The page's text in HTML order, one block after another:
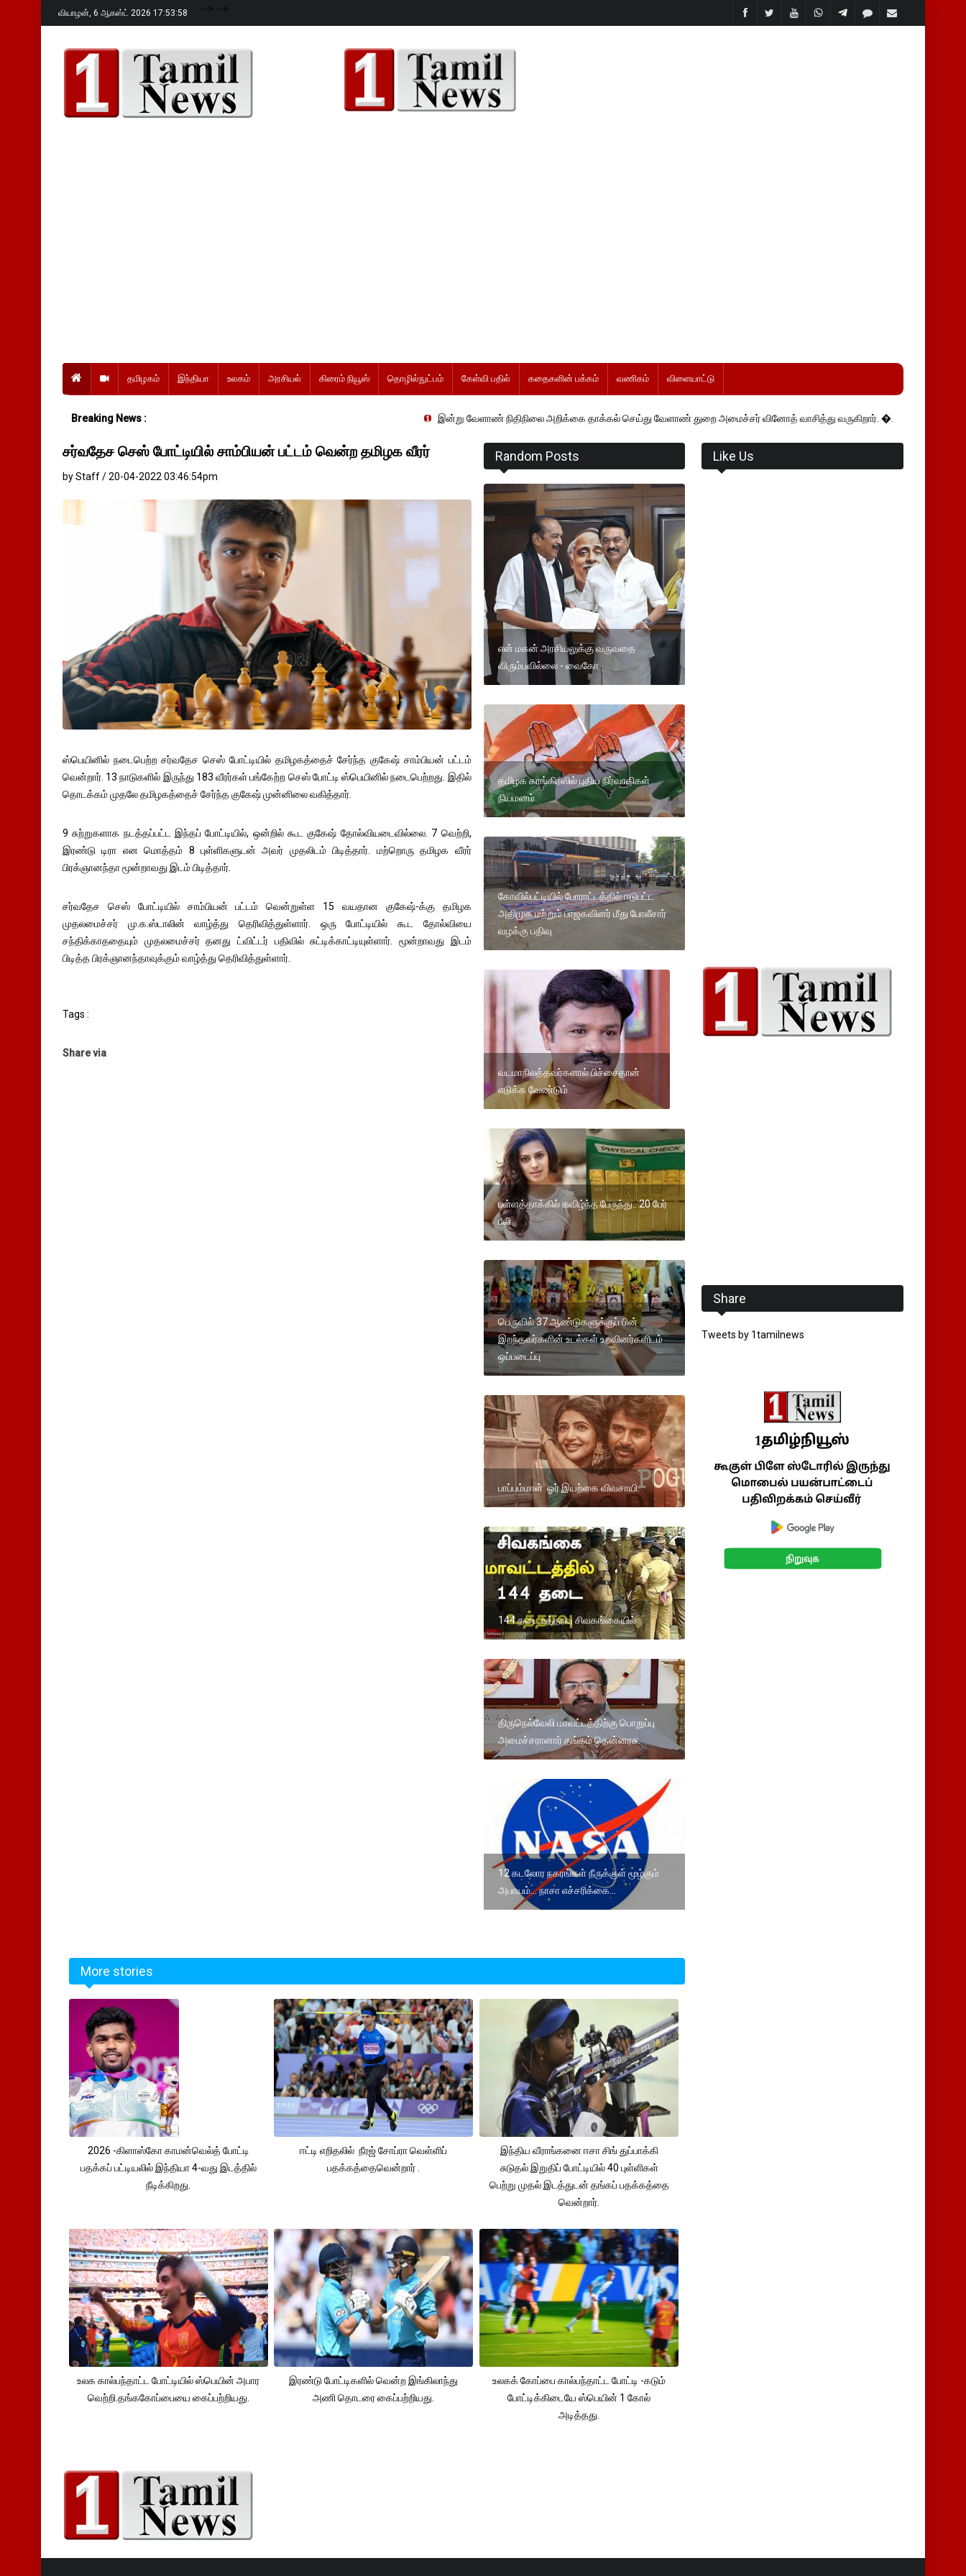
வியாழன், 6 ஆகஸ்ட் 2026 17:54:00 --> -->
தமிழகம் இந்தியா உலகம் அரசியல் கிரைம் நியூஸ் தொழில்நுட்பம் கேள்வி பதில் கதைகளின் பக்கம் வணிகம் விளையாட்டு
Breaking News : இன்று வேளாண் நிதிநிலை அறிக்கை தாக்கல் செய்து வேளாண் துறை அமைச்சர் வினோத் வாசித்து வருகிறார். �.
சர்வதேச செஸ் போட்டியில் சாம்பியன் பட்டம் வென்ற தமிழக வீரர்
by Staff / 20-04-2022 03:46:54pm
ஸ்பெயினில் நடைபெற்ற சர்வதேச செஸ் போட்டியில் தமிழகத்தைச் சேர்ந்த குகேஷ் சாம்பியன் பட்டம்
வென்றார். 13 நாடுகளில் இருந்து 183 வீரர்கள் பங்கேற்ற செஸ் போட்டி ஸ்பெயினில் நடைபெற்றது. இதில்
தொடக்கம் முதலே தமிழகத்தைச் சேர்ந்த குகேஷ் முன்னிலை வகித்தார்.
9 சுற்றுகளாக நடத்தப்பட்ட இந்தப் போட்டியில், ஒன்றில் கூட குகேஷ் தோல்வியடைவில்லை. 7 வெற்றி,
இரண்டு டிரா என மொத்தம் 8 புள்ளிகளுடன் அவர் முதலிடம் பிடித்தார். மற்றொரு தமிழக வீரர்
பிரக்ஞானந்தா மூன்றாவது இடம் பிடித்தார்.
சர்வதேச செஸ் போட்டியில் சாம்பியன் பட்டம் வென்றுள்ள 15 வயதான குகேஷ்-க்கு தமிழக
முதலமைச்சர் மு.க.ஸ்டாலின் வாழ்த்து தெரிவித்துள்ளார். ஒரு போட்டியில் கூட தோல்வியை
சந்திக்காததையும் முதலமைச்சர் தனது ட்விட்டர் பதிவில் சுட்டிக்காட்டியுள்ளார். மூன்றாவது இடம்
பிடித்த பிரக்ஞானந்தாவுக்கும் வாழ்த்து தெரிவித்துள்ளார்.
Tags :
Share via
Random Posts
என் மகன் அரசியலுக்கு வருவதை
விரும்பவில்லை - வைகோ
தமிழக காங்கிரஸில் புதிய நிர்வாகிகள்
நியமனம்
கோவில்பட்டியில் போராட்டத்தில் ஈடுபட்ட
அதிமுக மற்றும் பாஜகவினர் மீது போலீசார்
வழக்கு பதிவு
வடமாநிலத்தவர்களால் பிச்சைதான்
எடுக்க வேண்டும்
பள்ளத்தாக்கில் கவிழ்ந்த பேருந்து.. 20 பேர்
பலி
பெருவில் 37 ஆண்டுகளுக்குப் பின்
இறந்தவர்களின் உடல்கள் உறவினர்களிடம்
ஒப்படைப்பு
பாப்பம்மாள் ஓர் இயற்கை விவசாயி.
144 தடை உத்தரவு சிவகங்கையில்
திருநெல்வேலி மாவட்டத்திற்கு பொறுப்பு
அமைச்சரானார் தங்கம் தென்னரசு.
12 கடலோர நகரங்கள் நீருக்குள் மூழ்கும்
அபாயம்... நாசா எச்சரிக்கை...
More stories
2026 -கிளாஸ்கோ காமன்வெல்த் போட்டி
பதக்கப் பட்டியலில் இந்தியா 4-வது இடத்தில்
நீடிக்கிறது.
ஈட்டி எறிதலில் நீரஜ் சோப்ரா வெள்ளிப்
பதக்கத்தைவென்றார் .
இந்திய வீராங்கனை ஈசா சிங் துப்பாக்கி
சுடுதல் இறுதிப் போட்டியில் 40 புள்ளிகள்
பெற்று முதல் இடத்துடன் தங்கப் பதக்கத்தை
வென்றார்.
உலக கால்பந்தாட்ட போட்டியில் ஸ்பெயின் அபார
வெற்றி.தங்ககோப்பையை கைப்பற்றியது.
இரண்டு போட்டிகளில் வென்ற இங்கிலாந்து
அணி தொடரை கைப்பற்றியது.
உலகக் கோப்பை கால்பந்தாட்ட போட்டி -கடும்
போட்டிக்கிடையே ஸ்பெயின் 1 கோல்
அடித்தது.
Like Us
Share
Tweets by 1tamilnews